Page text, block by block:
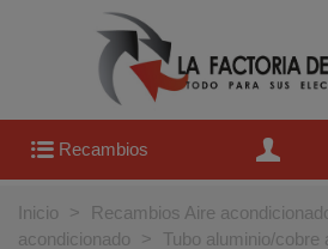
Recambios
Inicio > Recambios Aire
acondicionado
>
Tubo aluminio/cobre